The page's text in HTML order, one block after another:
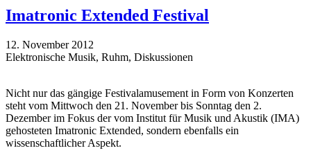
Imatronic Extended Festival
12. November 2012
Elektronische Musik, Ruhm, Diskussionen
Nicht nur das gängige Festivalamusement in Form von Konzerten
steht vom Mittwoch den 21. November bis Sonntag den 2.
Dezember im Fokus der vom Institut für Musik und Akustik (IMA)
gehosteten Imatronic Extended, sondern ebenfalls ein
wissenschaftlicher Aspekt.